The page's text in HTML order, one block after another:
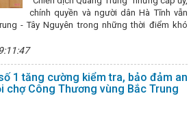
Công Thương Hà Tĩnh tổ chức chương trình
nhân ngày Phụ nữ Việt Nam 20/10
đội Nhân dân Việt Nam
vụ quý II và hoạt động Tháng công nhân
CÁC SẢN PHẨM HÀ TĨNH NĂM 2024
trong năm 2026
CHÀO MỪNG 74
(14/5/1951 – 14/5/2025)
Chủ tịch Quốc
từ 1/7
chính quyền và người dân Hà Tĩnh vẫn
- Tây Nguyên trong những thời điểm khó
1 tăng cường kiểm tra, bảo đảm an
chợ Công Thương vùng Bắc Trung